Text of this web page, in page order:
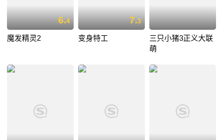
6.4
魔发精灵2
7.3
变身特工
三只小猪3正义大联
萌